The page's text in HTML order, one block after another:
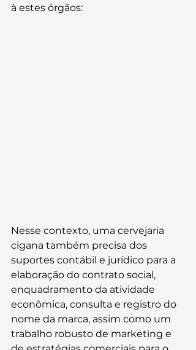
à estes órgãos:
Nesse contexto, uma cervejaria
cigana também precisa dos
suportes contábil e jurídico para a
elaboração do contrato social,
enquadramento da atividade
econômica, consulta e registro do
nome da marca, assim como um
trabalho robusto de marketing e